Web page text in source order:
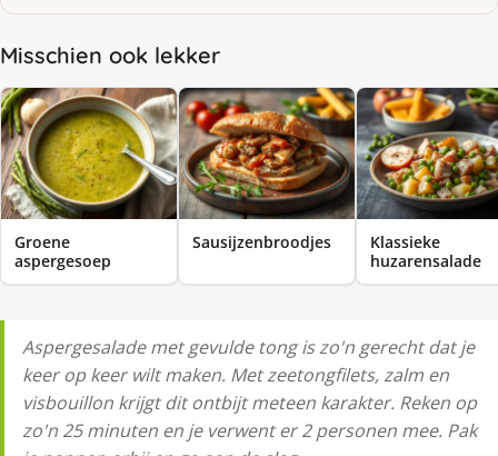
Misschien ook lekker
Groene
aspergesoep
Sausijzenbroodjes
Klassieke
huzarensalade
Aspergesalade met gevulde tong is zo'n gerecht dat je
keer op keer wilt maken. Met zeetongfilets, zalm en
visbouillon krijgt dit ontbijt meteen karakter. Reken op
zo'n 25 minuten en je verwent er 2 personen mee. Pak